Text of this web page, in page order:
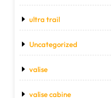
ultra trail
Uncategorized
valise
valise cabine